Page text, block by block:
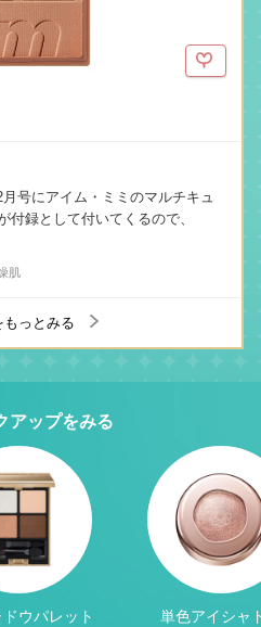
号にアイム・ミミのマルチキュ
付録として付いてくるので、
肌
もっとみる
アップをみる
ウパレット 単色アイシャ